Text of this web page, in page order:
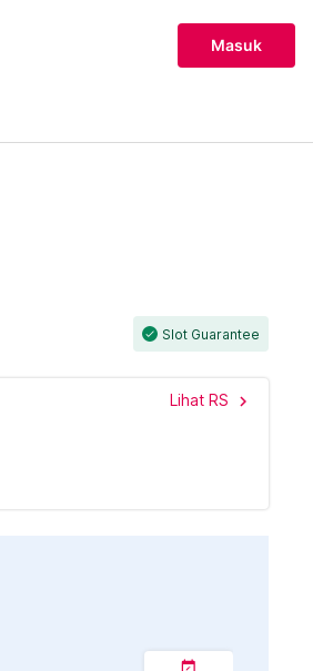
Masuk
check Slot Guarantee
Lihat RS chevron_right